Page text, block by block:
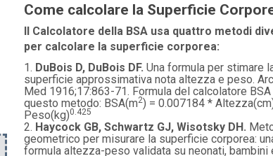
Come calcolare la Superficie
Il Calcolatore della BSA usa quattro metodi
per calcolare la superficie corporea:
DuBois D, DuBois DF. Una formula per stimare
superficie approssimativa nota altezza e peso.
Med 1916;17:863-71. Formula del calcolatore
questo metodo: BSA(m2) = 0.007184 *
Peso(kg)0.425
Haycock GB, Schwartz GJ, Wisotsky DH.
geometrico per misurare la superficie corporea:
formula altezza-peso validata su neonati, bambini